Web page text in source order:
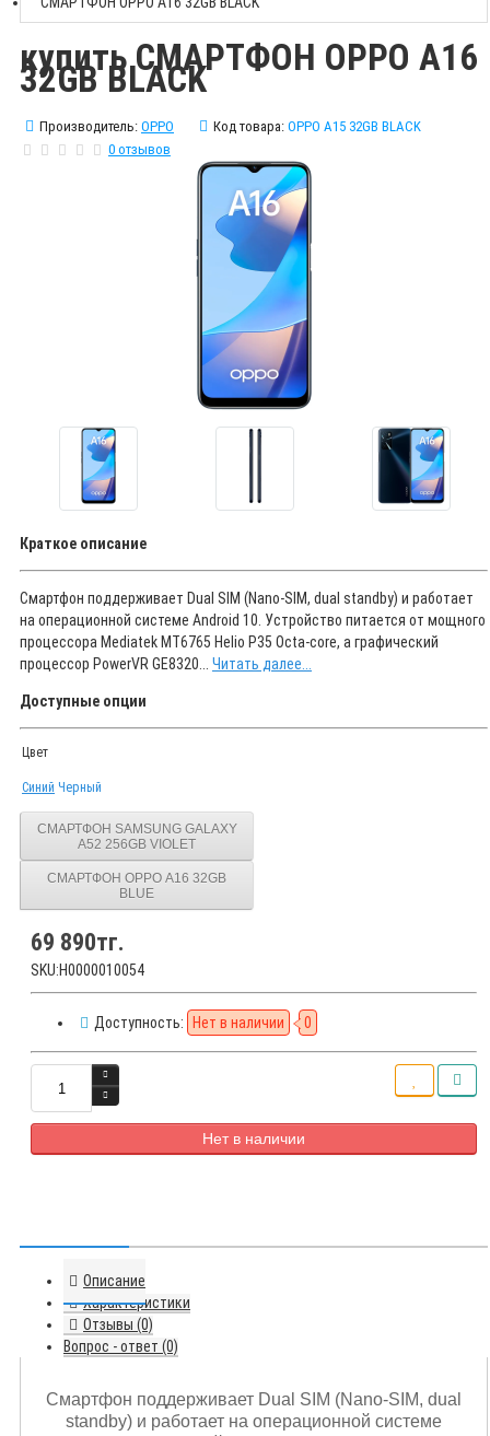
купить СМАРТФОН ОРРО A16
32GB BLACK
Производитель: OPPO Код товара: ОРРО A15 32GB BLACK
0 отзывов
Краткое описание
Смартфон поддерживает Dual SIM (Nano-SIM, dual standby) и работает
на операционной системе Android 10. Устройство питается от мощного
процессора Mediatek MT6765 Helio P35 Octa-core, а графический
процессор PowerVR GE8320... Читать далее...
Доступные опции
Цвет
Синий Черный
СМАРТФОН SAMSUNG GALAXY
A52 256GB VIOLET
СМАРТФОН ОРРО A16 32GB
BLUE
69 890тг.
SKU:Н0000010054
Доступность: Нет в наличии 0
Нет в наличии
Описание
Характеристики
Отзывы (0)
Вопрос - ответ (0)
Смартфон поддерживает Dual SIM (Nano-SIM, dual
standby) и работает на операционной системе